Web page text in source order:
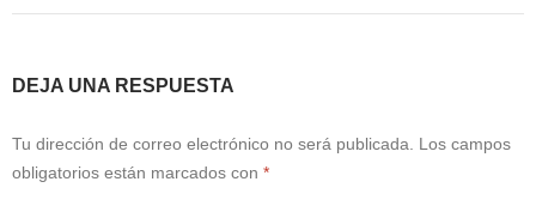
DEJA UNA RESPUESTA
Tu dirección de correo electrónico no será publicada. Los campos
obligatorios están marcados con *